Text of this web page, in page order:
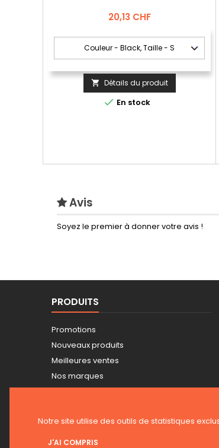
Prix
20,13 CHF
 Détails du produit
 En stock
Avis
Soyez le premier à donner votre avis !
PRODUITS
Promotions
Nouveaux produits
Meilleures ventes
Nos marques
Tarifs professionnels
Notre site utilise des outils de statistiques
J'AI COMPRIS